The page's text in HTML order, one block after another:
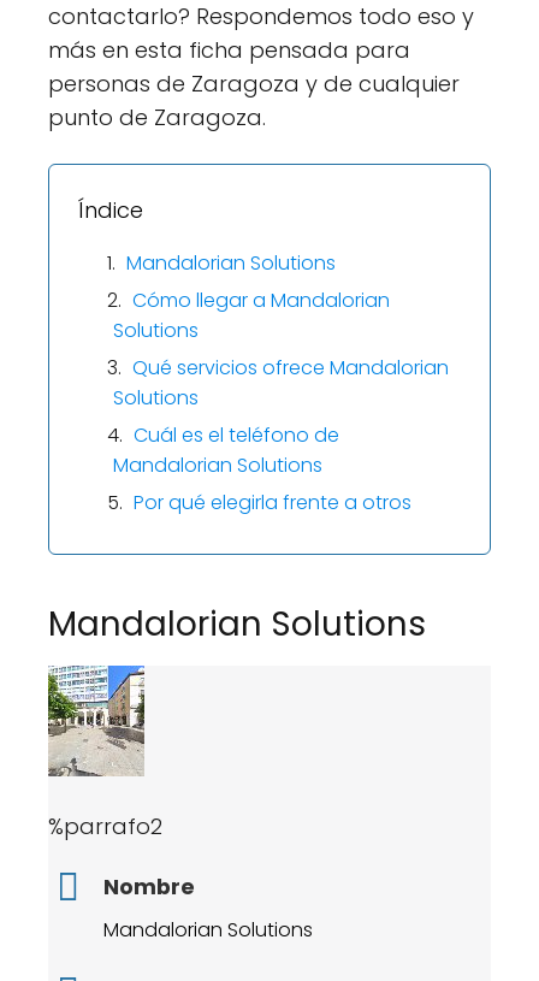
contactarlo? Respondemos todo eso y
más en esta ficha pensada para
personas de Zaragoza y de cualquier
punto de Zaragoza.
Índice
Mandalorian Solutions
Cómo llegar a Mandalorian
Solutions
Qué servicios ofrece Mandalorian
Solutions
Cuál es el teléfono de
Mandalorian Solutions
Por qué elegirla frente a otros
Mandalorian Solutions
%parrafo2
Nombre
Mandalorian Solutions